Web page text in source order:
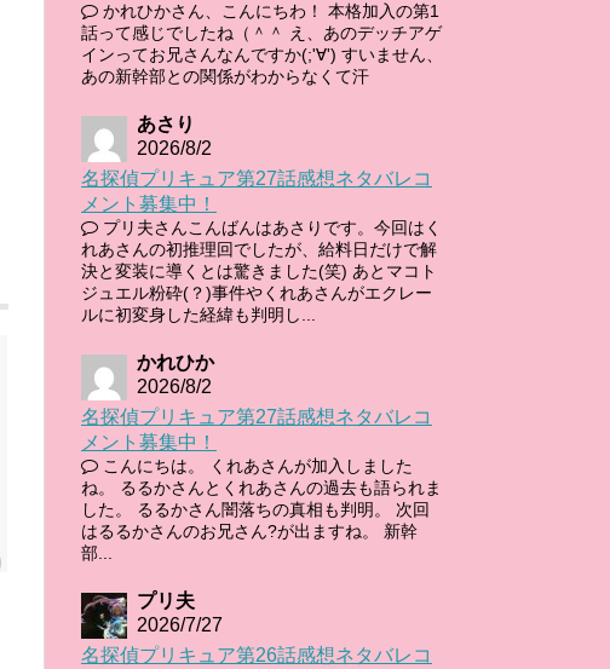
かれひかさん、こんにちわ！ 本格加入の第1
話って感じでしたね（＾＾ え、あのデッチアゲ
インってお兄さんなんですか(;'∀') すいません、
あの新幹部との関係がわからなくて汗
あさり
2026/8/2
名探偵プリキュア第27話感想ネタバレコ
メント募集中！
プリ夫さんこんばんはあさりです。今回はく
れあさんの初推理回でしたが、給料日だけで解
決と変装に導くとは驚きました(笑) あとマコト
ジュエル粉砕(？)事件やくれあさんがエクレー
ルに初変身した経緯も判明し...
かれひか
2026/8/2
名探偵プリキュア第27話感想ネタバレコ
メント募集中！
こんにちは。 くれあさんが加入しました
ね。 るるかさんとくれあさんの過去も語られま
した。 るるかさん闇落ちの真相も判明。 次回
はるるかさんのお兄さん?が出ますね。 新幹
部...
プリ夫
2026/7/27
名探偵プリキュア第26話感想ネタバレコ